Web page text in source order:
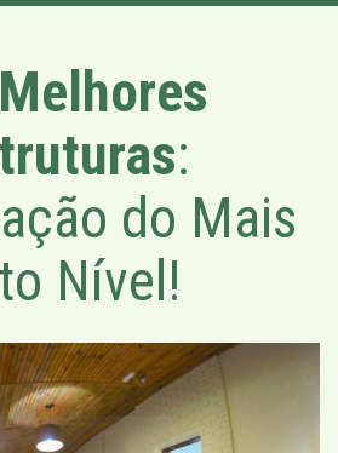
:
do Mais
Nível!